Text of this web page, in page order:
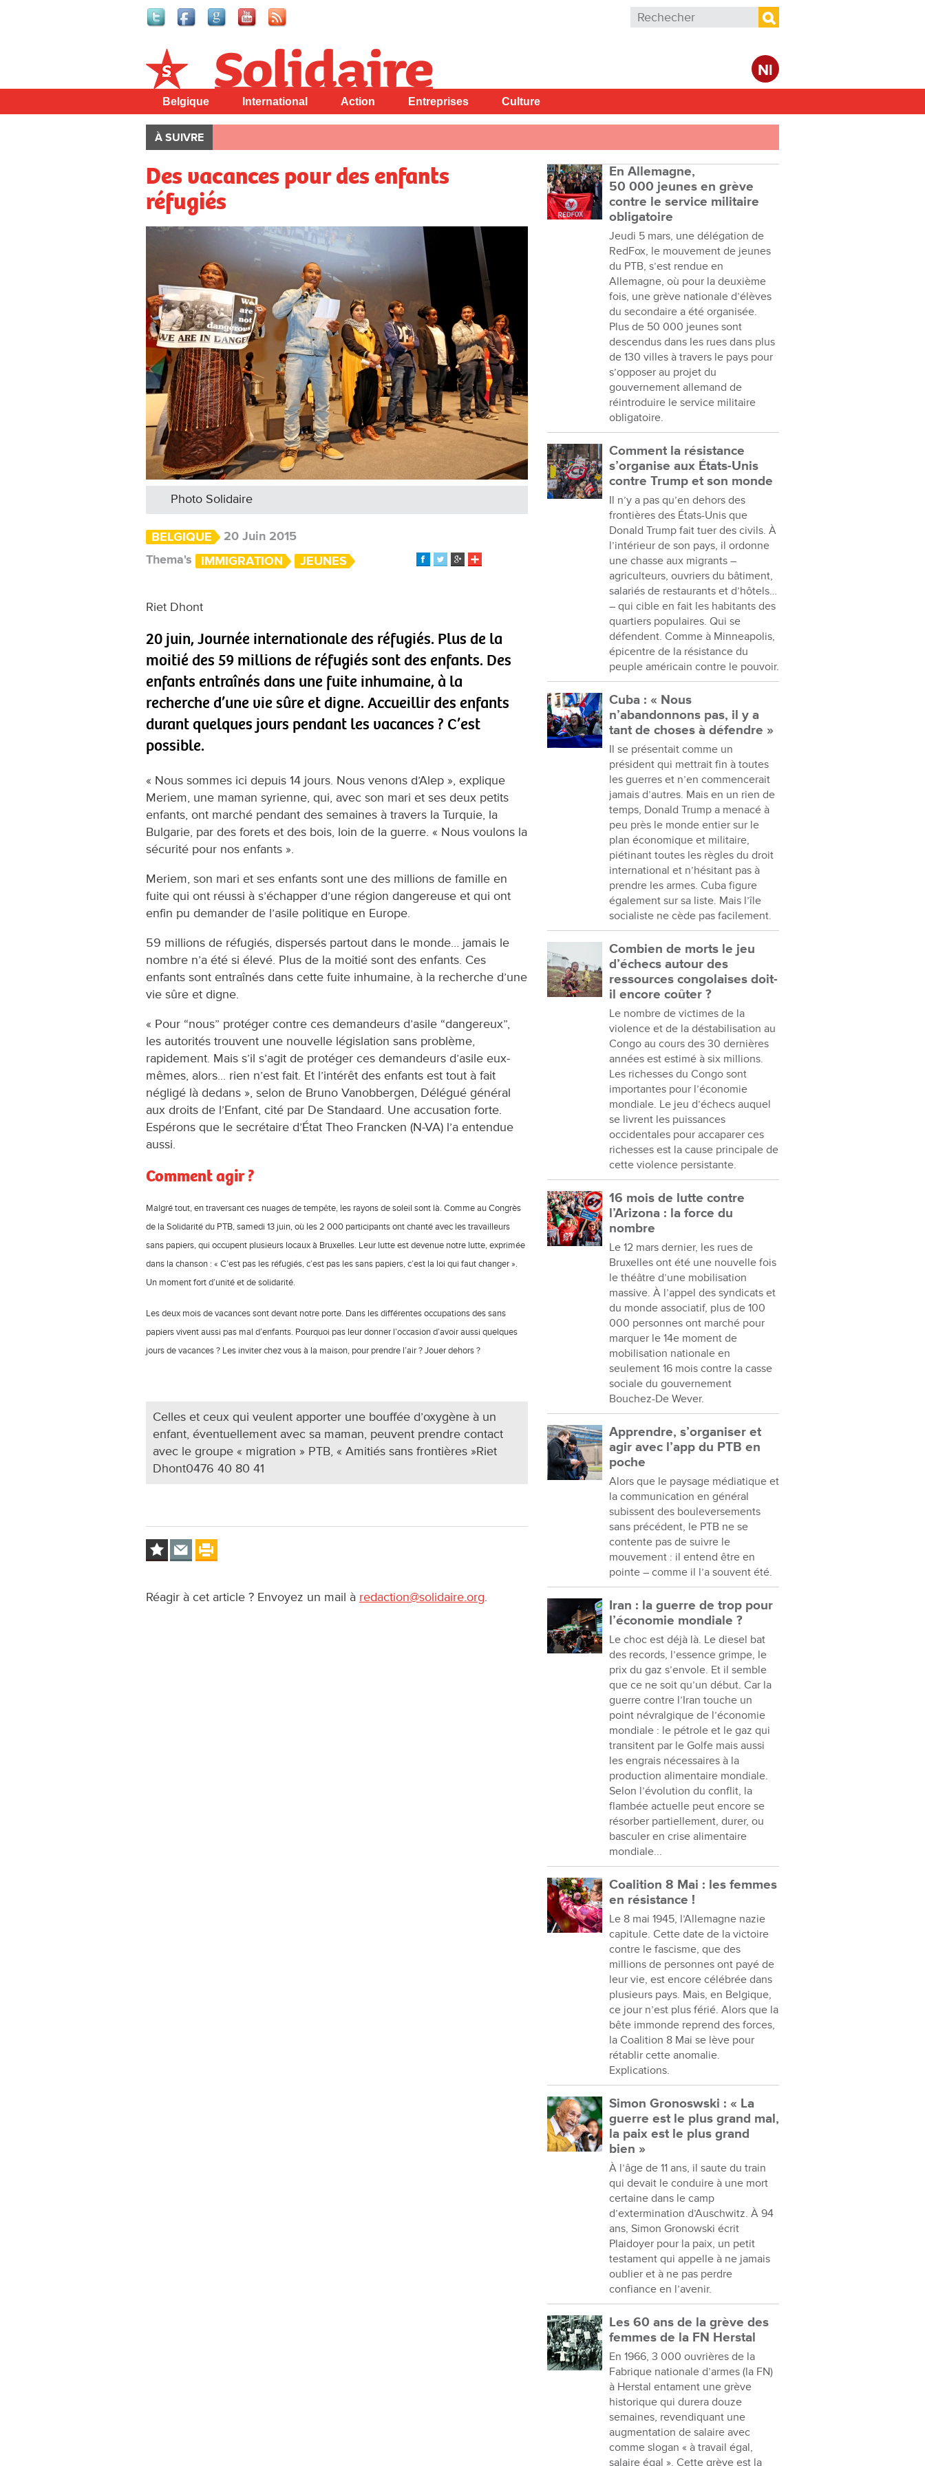
Formulaire de recherche
Rechercher
Nl
Solidaire
Belgique International Action Entreprises Culture
À SUIVRE
Des vacances pour des enfants
réfugiés
Photo Solidaire
BELGIQUE
20 Juin 2015
Thema's
IMMIGRATION JEUNES
Riet Dhont
20 juin, Journée internationale des réfugiés. Plus de la
moitié des 59 millions de réfugiés sont des enfants. Des
enfants entraînés dans une fuite inhumaine, à la
recherche d’une vie sûre et digne. Accueillir des enfants
durant quelques jours pendant les vacances ? C’est
possible.
« Nous sommes ici depuis 14 jours. Nous venons d’Alep », explique
Meriem, une maman syrienne, qui, avec son mari et ses deux petits
enfants, ont marché pendant des semaines à travers la Turquie, la
Bulgarie, par des forets et des bois, loin de la guerre. « Nous voulons la
sécurité pour nos enfants ».
Meriem, son mari et ses enfants sont une des millions de famille en
fuite qui ont réussi à s’échapper d’une région dangereuse et qui ont
enfin pu demander de l’asile politique en Europe.
59 millions de réfugiés, dispersés partout dans le monde… jamais le
nombre n’a été si élevé. Plus de la moitié sont des enfants. Ces
enfants sont entraînés dans cette fuite inhumaine, à la recherche d’une
vie sûre et digne.
« Pour “nous” protéger contre ces demandeurs d’asile “dangereux”,
les autorités trouvent une nouvelle législation sans problème,
rapidement. Mais s’il s’agit de protéger ces demandeurs d’asile eux-
mêmes, alors... rien n’est fait. Et l’intérêt des enfants est tout à fait
négligé là dedans », selon de Bruno Vanobbergen, Délégué général
aux droits de l’Enfant, cité par De Standaard. Une accusation forte.
Espérons que le secrétaire d’État Theo Francken (N-VA) l’a entendue
aussi.
Comment agir ?
Malgré tout, en traversant ces nuages de tempête, les rayons de soleil sont là. Comme au Congrès
de la Solidarité du PTB, samedi 13 juin, où les 2 000 participants ont chanté avec les travailleurs
sans papiers, qui occupent plusieurs locaux à Bruxelles. Leur lutte est devenue notre lutte, exprimée
dans la chanson : « C’est pas les réfugiés, c’est pas les sans papiers, c’est la loi qui faut changer ».
Un moment fort d’unité et de solidarité.
Les deux mois de vacances sont devant notre porte. Dans les différentes occupations des sans
papiers vivent aussi pas mal d’enfants. Pourquoi pas leur donner l’occasion d’avoir aussi quelques
jours de vacances ? Les inviter chez vous à la maison, pour prendre l’air ? Jouer dehors ?
Celles et ceux qui veulent apporter une bouffée d’oxygène à un
enfant, éventuellement avec sa maman, peuvent prendre contact
avec le groupe « migration » PTB, « Amitiés sans frontières »Riet
Dhont0476 40 80 41
Réagir à cet article ? Envoyez un mail à redaction@solidaire.org.
En Allemagne,
50 000 jeunes en grève
contre le service militaire
obligatoire
Jeudi 5 mars, une délégation de
RedFox, le mouvement de jeunes
du PTB, s’est rendue en
Allemagne, où pour la deuxième
fois, une grève nationale d’élèves
du secondaire a été organisée.
Plus de 50 000 jeunes sont
descendus dans les rues dans plus
de 130 villes à travers le pays pour
s’opposer au projet du
gouvernement allemand de
réintroduire le service militaire
obligatoire.
Comment la résistance
s’organise aux États-Unis
contre Trump et son monde
Il n’y a pas qu’en dehors des
frontières des États-Unis que
Donald Trump fait tuer des civils. À
l’intérieur de son pays, il ordonne
une chasse aux migrants –
agriculteurs, ouvriers du bâtiment,
salariés de restaurants et d’hôtels…
– qui cible en fait les habitants des
quartiers populaires. Qui se
défendent. Comme à Minneapolis,
épicentre de la résistance du
peuple américain contre le pouvoir.
Cuba : « Nous
n’abandonnons pas, il y a
tant de choses à défendre »
Il se présentait comme un
président qui mettrait fin à toutes
les guerres et n’en commencerait
jamais d’autres. Mais en un rien de
temps, Donald Trump a menacé à
peu près le monde entier sur le
plan économique et militaire,
piétinant toutes les règles du droit
international et n’hésitant pas à
prendre les armes. Cuba figure
également sur sa liste. Mais l’île
socialiste ne cède pas facilement.
Combien de morts le jeu
d’échecs autour des
ressources congolaises doit-
il encore coûter ?
Le nombre de victimes de la
violence et de la déstabilisation au
Congo au cours des 30 dernières
années est estimé à six millions.
Les richesses du Congo sont
importantes pour l’économie
mondiale. Le jeu d’échecs auquel
se livrent les puissances
occidentales pour accaparer ces
richesses est la cause principale de
cette violence persistante.
16 mois de lutte contre
l’Arizona : la force du
nombre
Le 12 mars dernier, les rues de
Bruxelles ont été une nouvelle fois
le théâtre d’une mobilisation
massive. À l’appel des syndicats et
du monde associatif, plus de 100
000 personnes ont marché pour
marquer le 14e moment de
mobilisation nationale en
seulement 16 mois contre la casse
sociale du gouvernement
Bouchez-De Wever.
Apprendre, s’organiser et
agir avec l’app du PTB en
poche
Alors que le paysage médiatique et
la communication en général
subissent des bouleversements
sans précédent, le PTB ne se
contente pas de suivre le
mouvement : il entend être en
pointe – comme il l’a souvent été.
Iran : la guerre de trop pour
l’économie mondiale ?
Le choc est déjà là. Le diesel bat
des records, l’essence grimpe, le
prix du gaz s’envole. Et il semble
que ce ne soit qu’un début. Car la
guerre contre l’Iran touche un
point névralgique de l’économie
mondiale : le pétrole et le gaz qui
transitent par le Golfe mais aussi
les engrais nécessaires à la
production alimentaire mondiale.
Selon l’évolution du conflit, la
flambée actuelle peut encore se
résorber partiellement, durer, ou
basculer en crise alimentaire
mondiale...
Coalition 8 Mai : les femmes
en résistance !
Le 8 mai 1945, l’Allemagne nazie
capitule. Cette date de la victoire
contre le fascisme, que des
millions de personnes ont payé de
leur vie, est encore célébrée dans
plusieurs pays. Mais, en Belgique,
ce jour n’est plus férié. Alors que la
bête immonde reprend des forces,
la Coalition 8 Mai se lève pour
rétablir cette anomalie.
Explications.
Simon Gronoswski : « La
guerre est le plus grand mal,
la paix est le plus grand
bien »
À l’âge de 11 ans, il saute du train
qui devait le conduire à une mort
certaine dans le camp
d’extermination d’Auschwitz. À 94
ans, Simon Gronowski écrit
Plaidoyer pour la paix, un petit
testament qui appelle à ne jamais
oublier et à ne pas perdre
confiance en l’avenir.
Les 60 ans de la grève des
femmes de la FN Herstal
En 1966, 3 000 ouvrières de la
Fabrique nationale d’armes (la FN)
à Herstal entament une grève
historique qui durera douze
semaines, revendiquant une
augmentation de salaire avec
comme slogan « à travail égal,
salaire égal ». Cette grève est la